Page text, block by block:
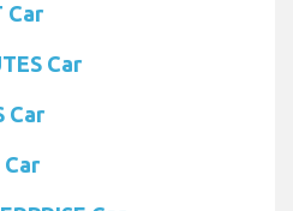
Car
Car
Car